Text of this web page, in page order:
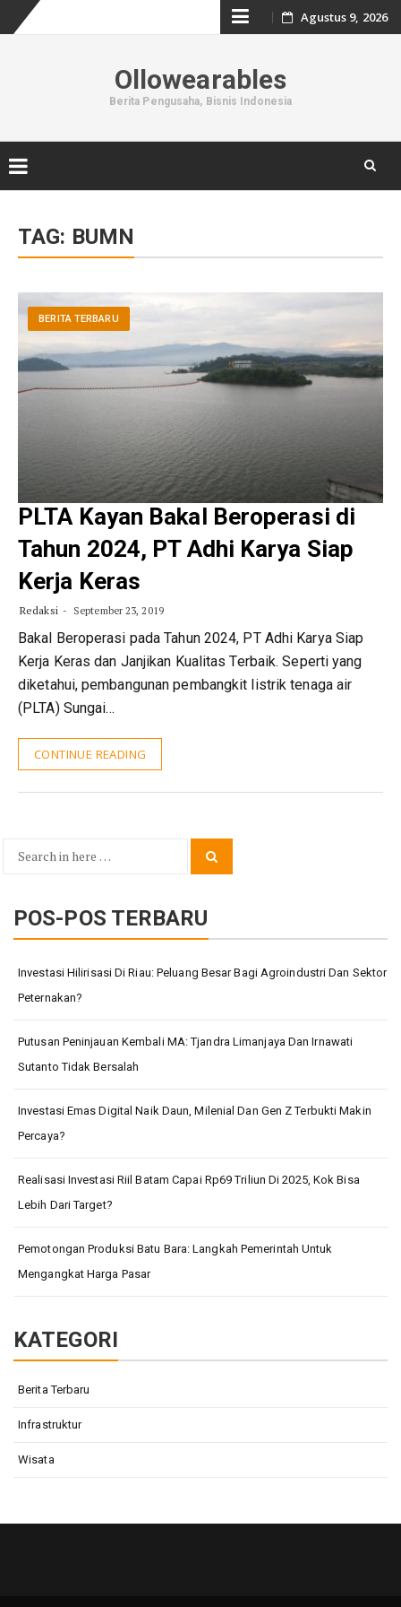
Skip
content
Agustus 9, 2026
Ollowearables
Berita Pengusaha, Bisnis Indonesia
content
TAG: BUMN
BERITA TERBARU
PLTA Kayan Bakal Beroperasi di
Tahun 2024, PT Adhi Karya Siap
Kerja Keras
Redaksi September 23, 2019
Bakal Beroperasi pada Tahun 2024, PT Adhi Karya Siap
Kerja Keras dan Janjikan Kualitas Terbaik. Seperti yang
diketahui, pembangunan pembangkit listrik tenaga air
(PLTA) Sungai…
CONTINUE READING
Search
POS-POS TERBARU
Investasi Hilirisasi Di Riau: Peluang Besar Bagi Agroindustri Dan Sektor
Peternakan?
Putusan Peninjauan Kembali MA: Tjandra Limanjaya Dan Irnawati
Sutanto Tidak Bersalah
Investasi Emas Digital Naik Daun, Milenial Dan Gen Z Terbukti Makin
Percaya?
Realisasi Investasi Riil Batam Capai Rp69 Triliun Di 2025, Kok Bisa
Lebih Dari Target?
Pemotongan Produksi Batu Bara: Langkah Pemerintah Untuk
Mengangkat Harga Pasar
KATEGORI
Berita Terbaru
Infrastruktur
Wisata